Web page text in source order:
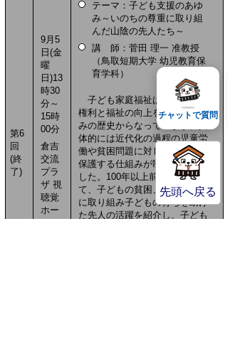
第6
回
(終
了)
9月5
日(金
曜
日)13
時30
分～
15時
00分
倉吉
交流
プラ
ザ 視
聴覚
ホー
ル
テーマ：子ども支援のあゆ
み～いのちの尊重に取り組
んだ山陰の先人たち～
講 師：菅田 理一 准教授
（鳥取短期大学 幼児教育保
育学科）
子ども家庭福祉は、子どもの
権利と福祉の向上をめざす取組
みの歴史からなっています。具
体的には近代化の過程の児童労
働や貧困問題に対し、子どもを
保護する仕組みが制度化されま
した。100年以上前の山陰におい
て、子どもの貧困、子ども虐待
に取り組み子どもの育ちを助け
た先人の活躍を紹介し、子ども
先頭へ戻る
チャットで質問